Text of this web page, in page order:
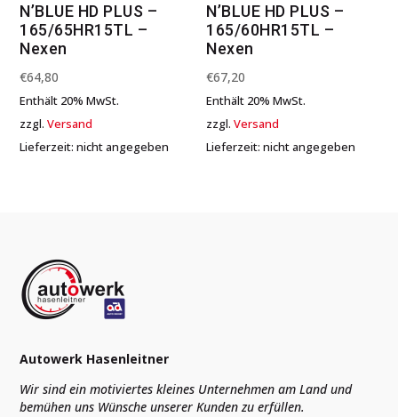
N’BLUE HD PLUS –
165/65HR15TL –
Nexen
€64,80
Enthält 20% MwSt.
zzgl.Versand
Lieferzeit: nicht angegeben
N’BLUE HD PLUS –
165/60HR15TL –
Nexen
€67,20
Enthält 20% MwSt.
zzgl.Versand
Lieferzeit: nicht angegeben
Autowerk Hasenleitner
Wir sind ein motiviertes kleines Unternehmen am Land und
bemühen uns Wünsche unserer Kunden zu erfüllen.